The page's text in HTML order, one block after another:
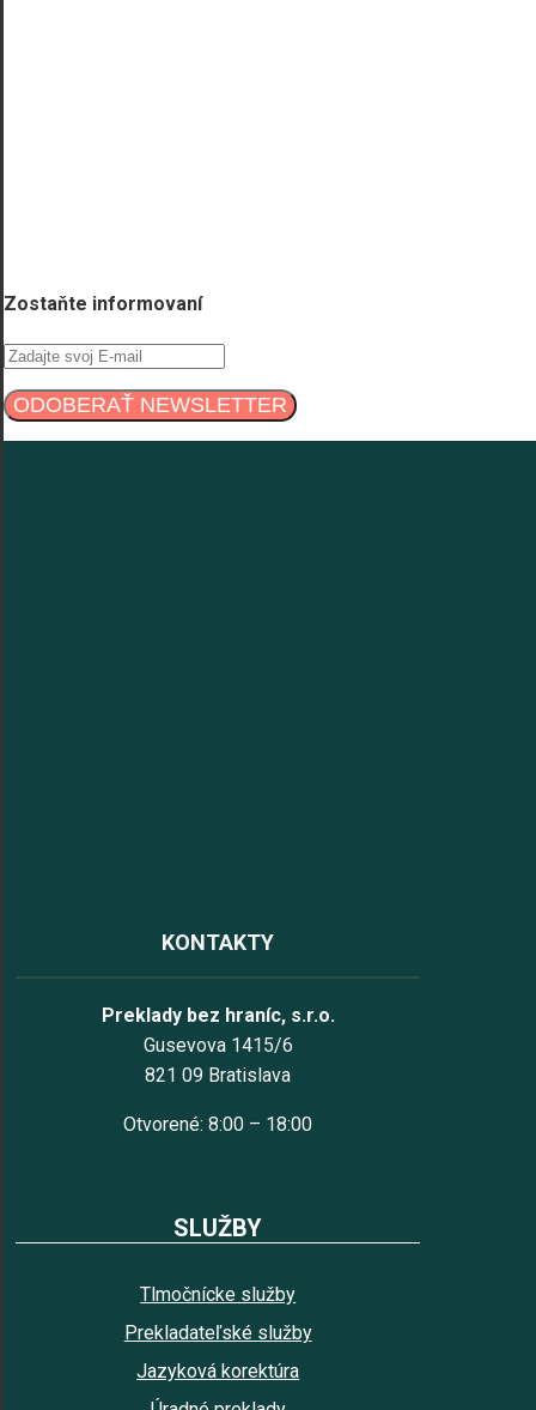
Zostaňte informovaní
KONTAKTY
Preklady bez hraníc, s.r.o.
Gusevova 1415/6
821 09 Bratislava
Otvorené: 8:00 – 18:00
SLUŽBY
Tlmočnícke služby
Prekladateľské služby
Jazyková korektúra